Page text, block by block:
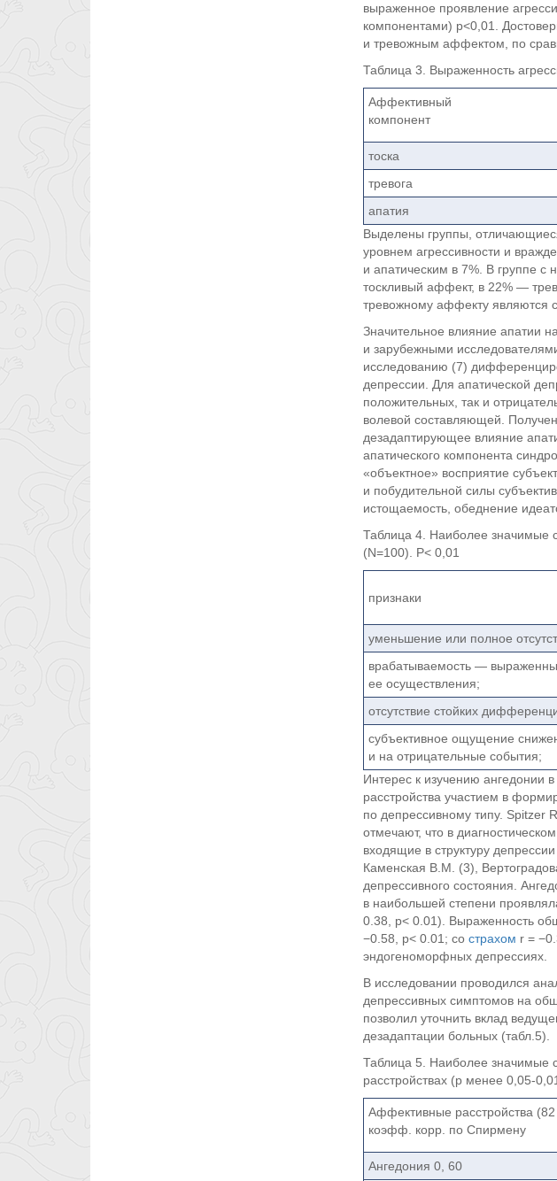
выраженное проявление
компонентами) р<0,01.
и тревожным аффектом, по
Таблица 3. Выраженность
Аффективный
компонент
тоска
тревога
апатия
Выделены группы,
уровнем агрессивности и
и апатическим в 7%. В группе
тоскливый аффект, в 22% —
тревожному аффекту являются
Значительное влияние апатии
и зарубежными
исследованию (7)
депрессии. Для апатической
положительных, так и
волевой составляющей.
дезадаптирующее влияние
апатического компонента
«объектное» восприятие
и побудительной силы
истощаемость, обеднение
Таблица 4. Наиболее значимые
(N=100). P< 0,01
признаки
уменьшение или полное
врабатываемость —
ее осуществления;
отсутствие стойких
субъективное ощущение
и на отрицательные события;
Интерес к изучению ангедонии
расстройства участием в
по депрессивному типу. Spitzer
отмечают, что в
входящие в структуру
Каменская В.М. (3),
депрессивного состояния.
в наибольшей степени
0.38, p< 0.01). Выраженность
−0.58, p< 0.01; со страхом r =
эндогеноморфных депрессиях.
В исследовании проводился
депрессивных симптомов на
позволил уточнить вклад
дезадаптации больных (табл.5).
Таблица 5. Наиболее значимые
расстройствах (р менее 0,05-
Аффективные расстройства (82
коэфф. корр. по Спирмену
Ангедония 0, 60